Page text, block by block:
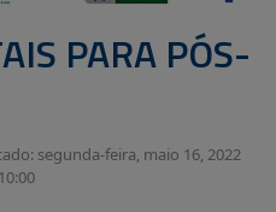
PARA PÓS-
segunda-feira, maio 16, 2022